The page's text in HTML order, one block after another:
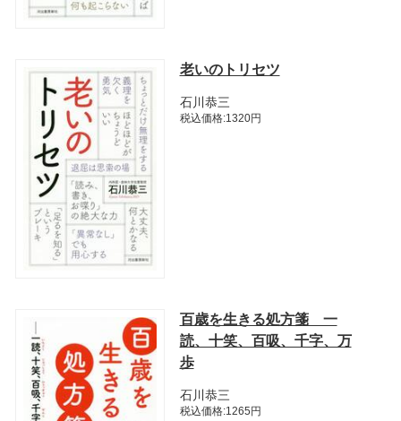
老いのトリセツ
石川恭三
税込価格:1320円
百歳を生きる処方箋 一
読、十笑、百吸、千字、万
歩
石川恭三
税込価格:1265円